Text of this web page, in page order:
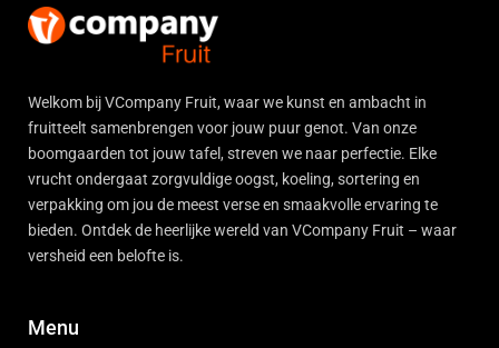
Welkom bij VCompany Fruit, waar we kunst en ambacht in
fruitteelt samenbrengen voor jouw puur genot. Van onze
boomgaarden tot jouw tafel, streven we naar perfectie. Elke
vrucht ondergaat zorgvuldige oogst, koeling, sortering en
verpakking om jou de meest verse en smaakvolle ervaring te
bieden. Ontdek de heerlijke wereld van VCompany Fruit – waar
versheid een belofte is.
Menu